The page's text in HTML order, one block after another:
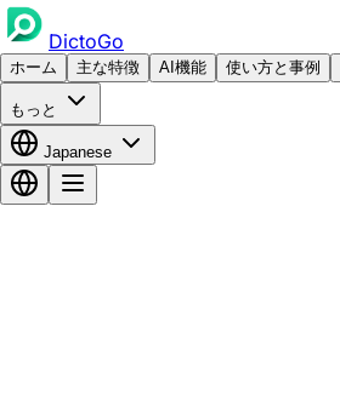
DictoGo
ホーム 主な特徴 AI機能 使い方と事例
もっと
Japanese